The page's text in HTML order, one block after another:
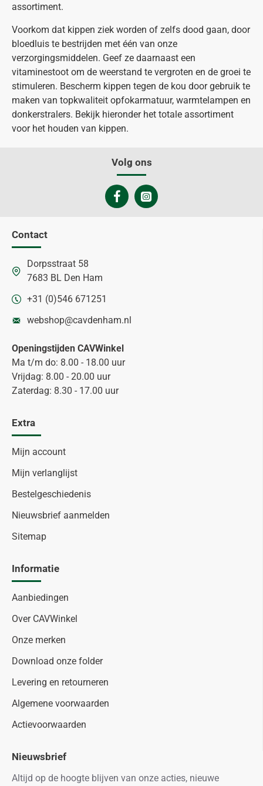
assortiment.
Voorkom dat kippen ziek worden of zelfs dood gaan, door
bloedluis te bestrijden met één van onze
verzorgingsmiddelen. Geef ze daarnaast een
vitaminestoot om de weerstand te vergroten en de groei te
stimuleren. Bescherm kippen tegen de kou door gebruik te
maken van topkwaliteit opfokarmatuur, warmtelampen en
donkerstralers. Bekijk hieronder het totale assortiment
voor het houden van kippen.
Volg ons
Contact
Dorpsstraat 58
7683 BL Den Ham
+31 (0)546 671251
webshop@cavdenham.nl
Openingstijden CAVWinkel
Ma t/m do: 8.00 - 18.00 uur
Vrijdag: 8.00 - 20.00 uur
Zaterdag: 8.30 - 17.00 uur
Extra
Mijn account
Mijn verlanglijst
Bestelgeschiedenis
Nieuwsbrief aanmelden
Sitemap
Informatie
Aanbiedingen
Over CAVWinkel
Onze merken
Download onze folder
Levering en retourneren
Algemene voorwaarden
Actievoorwaarden
Nieuwsbrief
Altijd op de hoogte blijven van onze acties, nieuwe